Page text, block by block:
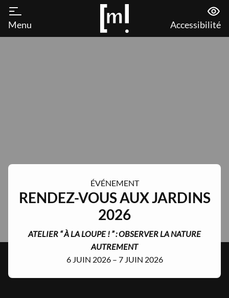
Menu Accessibilité
ÉVÉNEMENT
RENDEZ-VOUS AUX JARDINS
2026
ATELIER “ À LA LOUPE ! ” : OBSERVER LA NATURE
AUTREMENT
6 JUIN 2026 – 7 JUIN 2026